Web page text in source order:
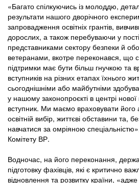
«Багато спілкуючись із молоддю,
результати нашого дворічного
запровадження освітніх грантів,
дорослих, а також перебуваючи у
представниками сектору безпеки й
ветеранами, вкотре переконався, що
підтримки має бути більш гнучкою та
вступників на різних етапах їхнього
сьогоднішніми або майбутніми
у нашому законопроєкті в центрі
вступник. Ми маємо враховувати його
освітній вибір, життєві обставини та,
навчатися за омріяною
Комітету ВР.
Водночас, на його переконання,
підготовку фахівців, які є критично
відновлення та розвитку країни,